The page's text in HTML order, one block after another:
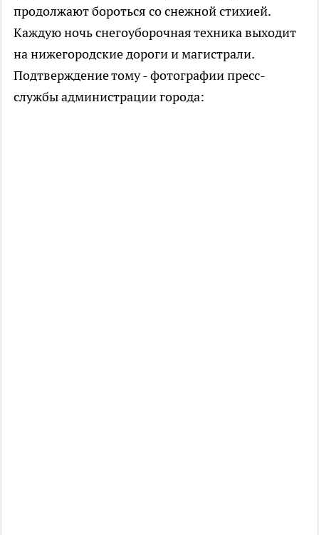
продолжают бороться со снежной стихией.
Каждую ночь снегоуборочная техника выходит
на нижегородские дороги и магистрали.
Подтверждение тому - фотографии пресс-
службы администрации города: